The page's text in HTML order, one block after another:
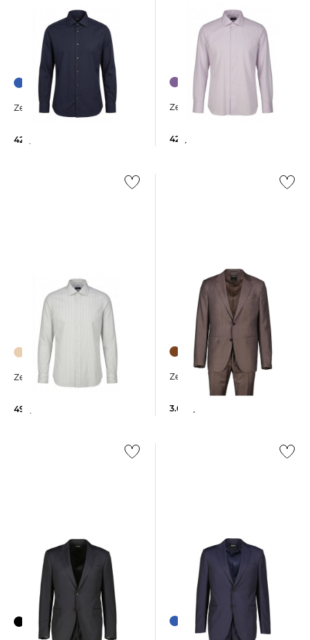
Zegna | Herren Hemd
425,00 €
Zegna | Herren Hemd
425,00 €
Zegna | Herren Hemd
495,00 €
Zegna | Herren Anzug
3.600,00 €